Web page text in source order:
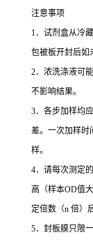
注意事项
1．试剂盒从冷
包被板开封后如
2．浓洗涤液可
不影响结果。
3．各步加样均
差。一次加样时
样。
4．请每次测定
高（样本OD值
定倍数（n 倍）
5．封板膜只限